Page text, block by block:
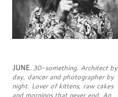
JUNE. 30-something. Architect by
day, dancer and photographer by
night. Lover of kittens, raw cakes
and mornings that never end. An